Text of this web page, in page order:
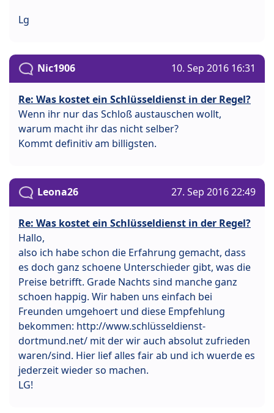
Lg
Nic1906 10. Sep 2016 16:31
Re: Was kostet ein Schlüsseldienst in der Regel?
Wenn ihr nur das Schloß austauschen wollt,
warum macht ihr das nicht selber?
Kommt definitiv am billigsten.
Leona26 27. Sep 2016 22:49
Re: Was kostet ein Schlüsseldienst in der Regel?
Hallo,
also ich habe schon die Erfahrung gemacht, dass
es doch ganz schoene Unterschieder gibt, was die
Preise betrifft. Grade Nachts sind manche ganz
schoen happig. Wir haben uns einfach bei
Freunden umgehoert und diese Empfehlung
bekommen: http://www.schlüsseldienst-
dortmund.net/ mit der wir auch absolut zufrieden
waren/sind. Hier lief alles fair ab und ich wuerde es
jederzeit wieder so machen.
LG!